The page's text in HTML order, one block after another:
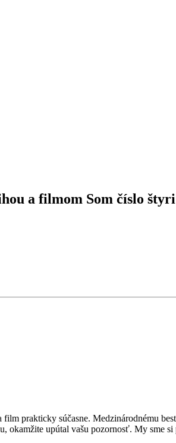
a filmom Som číslo štyri
film prakticky súčasne. Medzinárodnému
okamžite upútal vašu pozornosť. My sme